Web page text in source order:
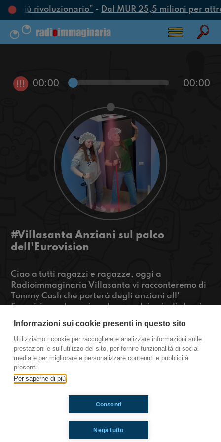
più rivoluzionario”- Dal MUR 25,5 milioni per
!!! 00:00 00:00
#Villasanta Anziani sul palco
dell'Eurovision
Ciao a tutti ragazzi e ragazze, oggi a
Radioimmaginaria Villasanta vi racconteremo di
Tommy Cash che porterà degli anziani all'
Eurovision e dopo vi parleremo dei veicoli che si
abbiamo incuriosito premete play!
https://www.radioimmaginaria.it
Villasanta
Ti è piaciuto? Condividilo!
Informazioni sui cookie presenti in questo sito
Utilizziamo i cookie per raccogliere e analizzare informazioni sulle
prestazioni e sull'utilizzo del sito, per fornire funzionalità di social
media e per migliorare e personalizzare contenuti e pubblicità
presenti.
Per saperne di più
Nega tutto
Consenti